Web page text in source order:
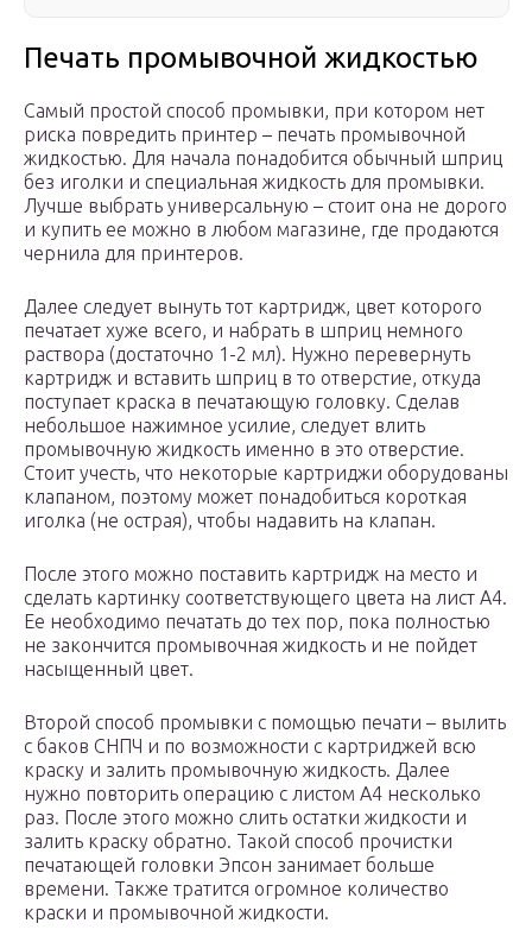
Печать промывочной жидкостью
Самый простой способ промывки, при котором нет
риска повредить принтер – печать промывочной
жидкостью. Для начала понадобится обычный шприц
без иголки и специальная жидкость для промывки.
Лучше выбрать универсальную – стоит она не дорого
и купить ее можно в любом магазине, где продаются
чернила для принтеров.
Далее следует вынуть тот картридж, цвет которого
печатает хуже всего, и набрать в шприц немного
раствора (достаточно 1-2 мл). Нужно перевернуть
картридж и вставить шприц в то отверстие, откуда
поступает краска в печатающую головку. Сделав
небольшое нажимное усилие, следует влить
промывочную жидкость именно в это отверстие.
Стоит учесть, что некоторые картриджи оборудованы
клапаном, поэтому может понадобиться короткая
иголка (не острая), чтобы надавить на клапан.
После этого можно поставить картридж на место и
сделать картинку соответствующего цвета на лист А4.
Ее необходимо печатать до тех пор, пока полностью
не закончится промывочная жидкость и не пойдет
насыщенный цвет.
Второй способ промывки с помощью печати – вылить
с баков СНПЧ и по возможности с картриджей всю
краску и залить промывочную жидкость. Далее
нужно повторить операцию с листом А4 несколько
раз. После этого можно слить остатки жидкости и
залить краску обратно. Такой способ прочистки
печатающей головки Эпсон занимает больше
времени. Также тратится огромное количество
краски и промывочной жидкости.